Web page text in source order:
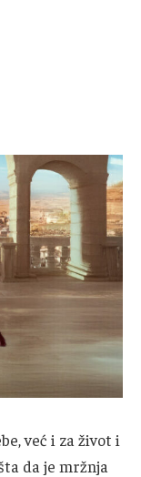
već i za život i
da je mržnja